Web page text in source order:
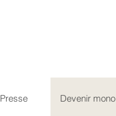
Presse Devenir mono